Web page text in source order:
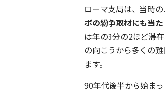
ローマ支局は、当時
ボの紛争取材にも当た
は年の3分の2ほど滞
の向こうから多くの
ます。
90年代後半から始ま